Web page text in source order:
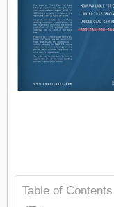
Table of Contents